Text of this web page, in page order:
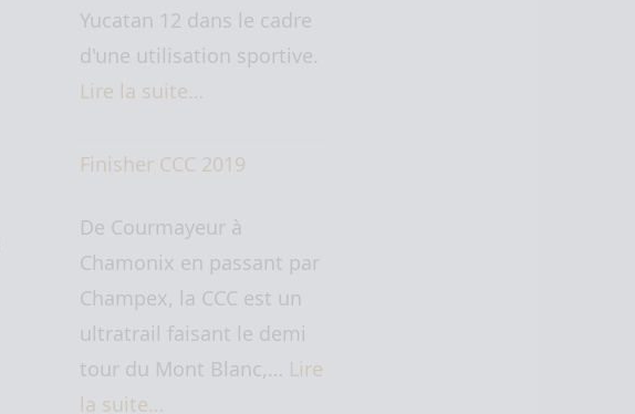
Yucatan 12 dans le cadre
d'une utilisation sportive.
Lire la suite…
Finisher CCC 2019
De Courmayeur à
Chamonix en passant par
Champex, la CCC est un
ultratrail faisant le demi
tour du Mont Blanc,… Lire
la suite…